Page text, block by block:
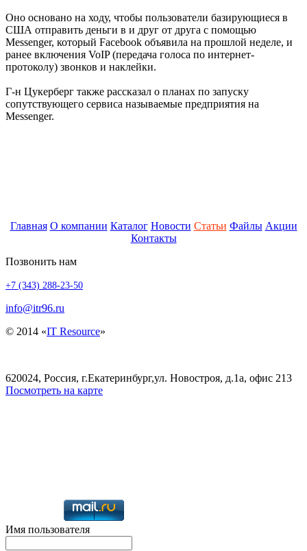
Оно основано на ходу, чтобы пользователи базирующиеся в
США отправить деньги в и друг от друга с помощью
Messenger, который Facebook объявила на прошлой неделе, и
ранее включения VoIP (передача голоса по интернет-
протоколу) звонков и наклейки.
Г-н Цукерберг также рассказал о планах по запуску
сопутствующего сервиса называемые предприятия на
Messenger.
Главная О компании Каталог Новости Статьи Файлы Акции
Контакты
Позвонить нам
+7 (343) 288-23-50
info@itr96.ru
© 2014 «IT Resource»
620024, Россия, г.Екатеринбург,ул. Новостроя, д.1а, офис 213
Посмотреть на карте
Имя пользователя